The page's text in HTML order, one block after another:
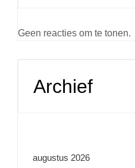
Geen reacties om te tonen.
Archief
augustus 2026